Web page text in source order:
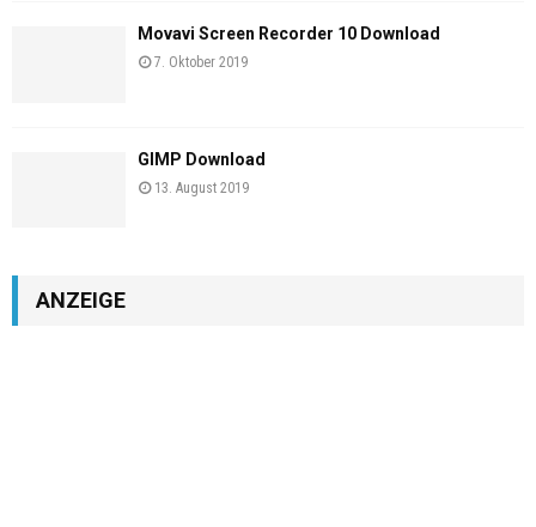
Movavi Screen Recorder 10 Download
7. Oktober 2019
GIMP Download
13. August 2019
ANZEIGE